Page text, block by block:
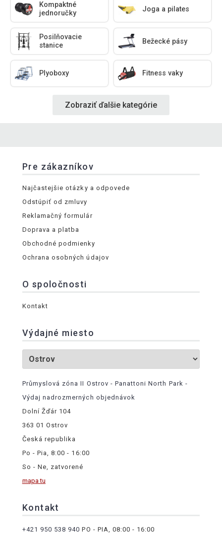
Kompaktné
jednoručky
Joga a pilates
Posilňovacie
stanice
Bežecké pásy
Plyoboxy Fitness vaky
Zobraziť ďalšie kategórie
Pre zákazníkov
Najčastejšie otázky a odpovede
Odstúpiť od zmluvy
Reklamačný formulár
Doprava a platba
Obchodné podmienky
Ochrana osobných údajov
O spoločnosti
Kontakt
Výdajné miesto
Průmyslová zóna II Ostrov - Panattoni North Park -
Výdaj nadrozmerných objednávok
Dolní Žďár 104
363 01 Ostrov
Česká republika
Po - Pia, 8:00 - 16:00
So - Ne, zatvorené
mapa tu
Kontakt
+421 950 538 940 PO - PIA, 08:00 - 16:00